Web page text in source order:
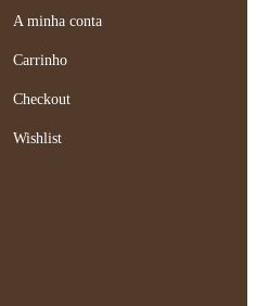
A minha conta
Carrinho
Checkout
Wishlist